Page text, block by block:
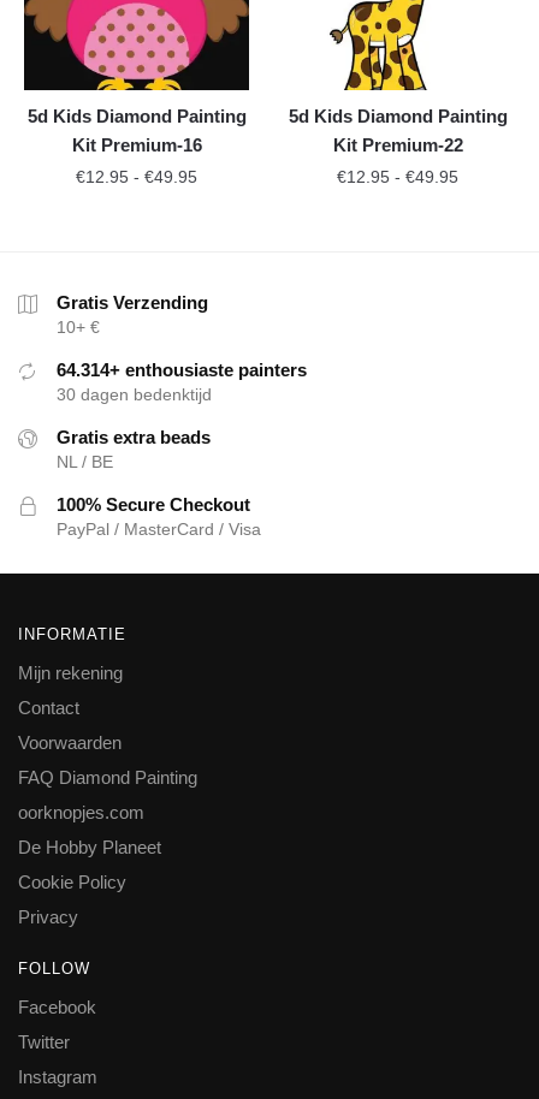
5d Kids Diamond Painting
Kit Premium-16
€12.95 - €49.95
5d Kids Diamond Painting
Kit Premium-22
€12.95 - €49.95
Gratis Verzending
10+ €
64.314+ enthousiaste painters
30 dagen bedenktijd
Gratis extra beads
NL / BE
100% Secure Checkout
PayPal / MasterCard / Visa
INFORMATIE
Mijn rekening
Contact
Voorwaarden
FAQ Diamond Painting
oorknopjes.com
De Hobby Planeet
Cookie Policy
Privacy
FOLLOW
Facebook
Twitter
Instagram